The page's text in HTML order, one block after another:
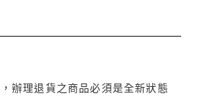
辦理退貨之商品必須是全新狀態